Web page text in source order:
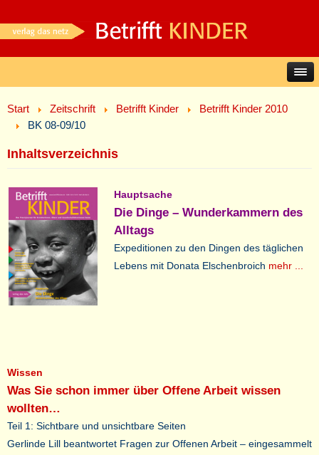
Start Zeitschrift Betrifft Kinder
Betrifft Kinder 2010
BK 08-09/10
Inhaltsverzeichnis
Hauptsache
Die Dinge – Wunderkammern des
Alltags
Expeditionen zu den Dingen des täglichen
Lebens mit Donata Elschenbroich mehr ...
Wissen
Was Sie schon immer über Offene Arbeit wissen
wollten…
Teil 1: Sichtbare und unsichtbare Seiten
Gerlinde Lill beantwortet Fragen zur Offenen Arbeit – eingesammelt